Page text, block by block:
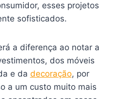
esses projetos
sofisticados.
a diferença ao notar a
dos móveis
e da decoração, por
a um custo muito mais